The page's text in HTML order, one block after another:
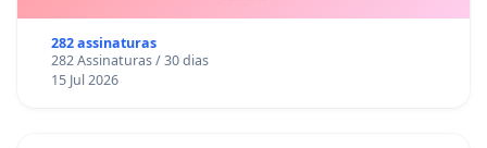
282 assinaturas
282 Assinaturas / 30 dias
15 Jul 2026